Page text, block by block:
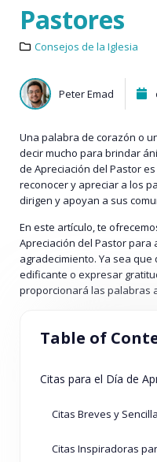
Pastores
Consejos de la Iglesia
Peter Emad
Una palabra de corazón o
decir mucho para brindar
de Apreciación del Pastor
reconocer y apreciar a los
dirigen y apoyan a sus
En este artículo, te
Apreciación del Pastor para
agradecimiento. Ya sea
edificante o expresar
proporcionará las palabras
Table of
Citas para el Día de
Citas Breves y Sencillas para
Citas Inspiradoras para el Día de